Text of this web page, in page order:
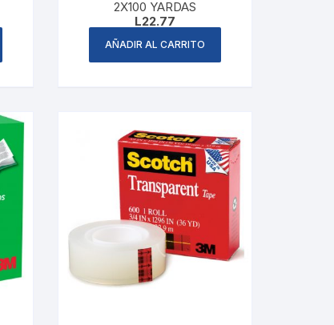
2X100 YARDAS
L22.77
AÑADIR AL CARRITO